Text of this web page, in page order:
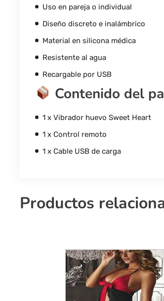
Uso en pareja o individual
Diseño discreto e inalámbrico
Material en silicona médica
Resistente al agua
Recargable por USB
Contenido del
1 x Vibrador huevo Sweet Heart
1 x Control remoto
1 x Cable USB de carga
Productos